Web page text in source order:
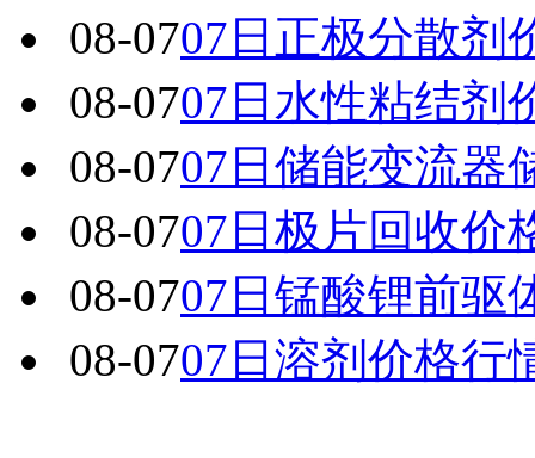
08-0707日正极分散剂
08-0707日水性粘结剂
08-0707日储能变流器
08-0707日极片回收价
08-0707日锰酸锂前驱
08-0707日溶剂价格行